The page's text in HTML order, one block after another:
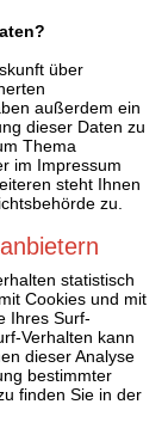
über
außerdem ein
dieser Daten zu
Thema
im Impressum
steht Ihnen
zu.
statistisch
Cookies und mit
Ihres Surf-
Verhalten kann
dieser Analyse
bestimmter
finden Sie in der